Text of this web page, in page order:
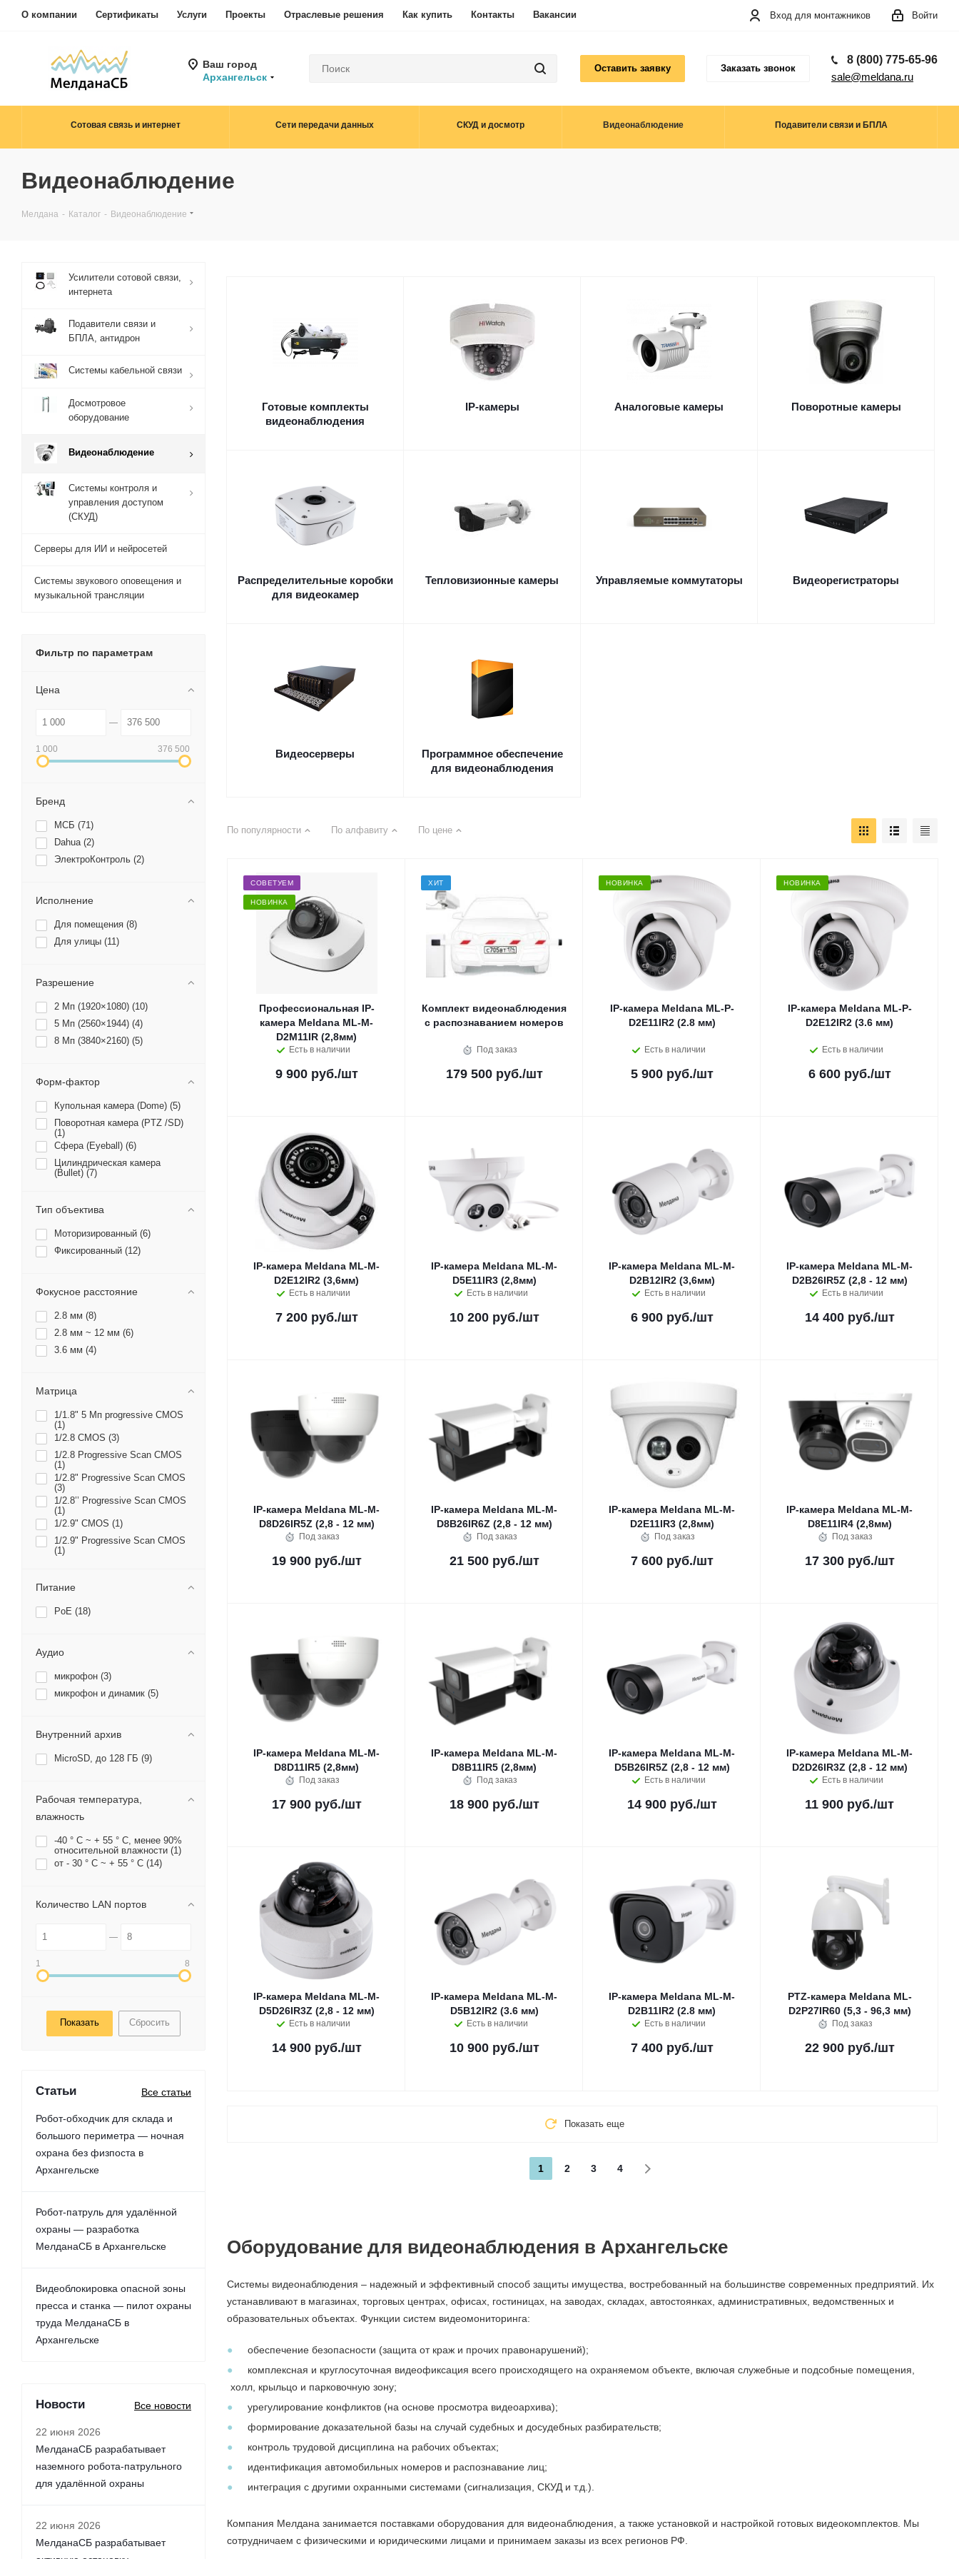
О компании Сертификаты Услуги Проекты Отраслевые решения Как купить Контакты Вакансии Войти
Вход для монтажников
Ваш город
Архангельск
Оставить заявку Заказать звонок
8 (800) 775-65-96
sale@meldana.ru
Сотовая связь и интернет Сети передачи данных СКУД и досмотр Видеонаблюдение Подавители связи и БПЛА
Видеонаблюдение
Мелдана - Каталог - Видеонаблюдение
Готовые комплекты
видеонаблюдения
IP-камеры Аналоговые камеры Поворотные камеры
Распределительные коробки
для видеокамер
Тепловизионные камеры Управляемые коммутаторы Видеорегистраторы
Видеосерверы
Программное обеспечение
для видеонаблюдения
По популярности По алфавиту По цене
СОВЕТУЕМ
НОВИНКА
Профессиональная IP-
камера Meldana ML-M-
D2M11IR (2,8мм)
Есть в наличии
9 900 руб./шт
ХИТ
Комплект видеонаблюдения
с распознаванием номеров
Под заказ
179 500 руб./шт
НОВИНКА
IP-камера Meldana ML-P-
D2E11IR2 (2.8 мм)
Есть в наличии
5 900 руб./шт
НОВИНКА
IP-камера Meldana ML-P-
D2E12IR2 (3.6 мм)
Есть в наличии
6 600 руб./шт
IP-камера Meldana ML-M-
D2E12IR2 (3,6мм)
Есть в наличии
7 200 руб./шт
IP-камера Meldana ML-M-
D5E11IR3 (2,8мм)
Есть в наличии
10 200 руб./шт
IP-камера Meldana ML-M-
D2B12IR2 (3,6мм)
Есть в наличии
6 900 руб./шт
IP-камера Meldana ML-M-
D2B26IR5Z (2,8 - 12 мм)
Есть в наличии
14 400 руб./шт
IP-камера Meldana ML-M-
D8D26IR5Z (2,8 - 12 мм)
Под заказ
19 900 руб./шт
IP-камера Meldana ML-M-
D8B26IR6Z (2,8 - 12 мм)
Под заказ
21 500 руб./шт
IP-камера Meldana ML-M-
D2E11IR3 (2,8мм)
Под заказ
7 600 руб./шт
IP-камера Meldana ML-M-
D8E11IR4 (2,8мм)
Под заказ
17 300 руб./шт
IP-камера Meldana ML-M-
D8D11IR5 (2,8мм)
Под заказ
17 900 руб./шт
IP-камера Meldana ML-M-
D8B11IR5 (2,8мм)
Под заказ
18 900 руб./шт
IP-камера Meldana ML-M-
D5B26IR5Z (2,8 - 12 мм)
Есть в наличии
14 900 руб./шт
IP-камера Meldana ML-M-
D2D26IR3Z (2,8 - 12 мм)
Есть в наличии
11 900 руб./шт
IP-камера Meldana ML-M-
D5D26IR3Z (2,8 - 12 мм)
Есть в наличии
14 900 руб./шт
IP-камера Meldana ML-M-
D5B12IR2 (3.6 мм)
Есть в наличии
10 900 руб./шт
IP-камера Meldana ML-M-
D2B11IR2 (2.8 мм)
Есть в наличии
7 400 руб./шт
PTZ-камера Meldana ML-
D2P27IR60 (5,3 - 96,3 мм)
Под заказ
22 900 руб./шт
Показать еще
1 2 3 4
Оборудование для видеонаблюдения в Архангельске
Системы видеонаблюдения – надежный и эффективный способ защиты имущества, востребованный на большинстве современных предприятий. Их
устанавливают в магазинах, торговых центрах, офисах, гостиницах, на заводах, складах, автостоянках, административных, ведомственных и
образовательных объектах. Функции систем видеомониторинга:
обеспечение безопасности (защита от краж и прочих правонарушений);
комплексная и круглосуточная видеофиксация всего происходящего на охраняемом объекте, включая служебные и подсобные помещения,
холл, крыльцо и парковочную зону;
урегулирование конфликтов (на основе просмотра видеоархива);
формирование доказательной базы на случай судебных и досудебных разбирательств;
контроль трудовой дисциплина на рабочих объектах;
идентификация автомобильных номеров и распознавание лиц;
интеграция с другими охранными системами (сигнализация, СКУД и т.д.).
Компания Мелдана занимается поставками оборудования для видеонаблюдения, а также установкой и настройкой готовых видеокомплектов. Мы
сотрудничаем с физическими и юридическими лицами и принимаем заказы из всех регионов РФ.
Усилители сотовой связи,
интернета
Подавители связи и
БПЛА, антидрон
Системы кабельной связи
Досмотровое
оборудование
Видеонаблюдение
Системы контроля и
управления доступом
(СКУД)
Серверы для ИИ и нейросетей
Системы звукового оповещения и
музыкальной трансляции
Фильтр по параметрам
Цена
1 000 376 500
Бренд
МСБ (71)
Dahua (2)
ЭлектроКонтроль (2)
Исполнение
Для помещения (8)
Для улицы (11)
Разрешение
2 Мп (1920×1080) (10)
5 Мп (2560×1944) (4)
8 Мп (3840×2160) (5)
Форм-фактор
Купольная камера (Dome) (5)
Поворотная камера (PTZ /SD)
(1)
Сфера (Eyeball) (6)
Цилиндрическая камера
(Bullet) (7)
Тип объектива
Моторизированный (6)
Фиксированный (12)
Фокусное расстояние
2.8 мм (8)
2.8 мм ~ 12 мм (6)
3.6 мм (4)
Матрица
1/1.8" 5 Мп progressive CMOS
(1)
1/2.8 CMOS (3)
1/2.8 Progressive Scan CMOS
(1)
1/2.8" Progressive Scan CMOS
(3)
1/2.8’’ Progressive Scan CMOS
(1)
1/2.9" CMOS (1)
1/2.9" Progressive Scan CMOS
(1)
Питание
PoE (18)
Аудио
микрофон (3)
микрофон и динамик (5)
Внутренний архив
MicroSD, до 128 ГБ (9)
Рабочая температура,
влажность
-40 ° C ~ + 55 ° C, менее 90%
относительной влажности (1)
от - 30 ° C ~ + 55 ° C (14)
Количество LAN портов
1 8
Сбросить
Статьи Все статьи
Робот-обходчик для склада и
большого периметра — ночная
охрана без физпоста в
Архангельске
Робот-патруль для удалённой
охраны — разработка
МелданаСБ в Архангельске
Видеоблокировка опасной зоны
пресса и станка — пилот охраны
труда МелданаСБ в
Архангельске
Новости Все новости
22 июня 2026
МелданаСБ разрабатывает
наземного робота-патрульного
для удалённой охраны
22 июня 2026
МелданаСБ разрабатывает